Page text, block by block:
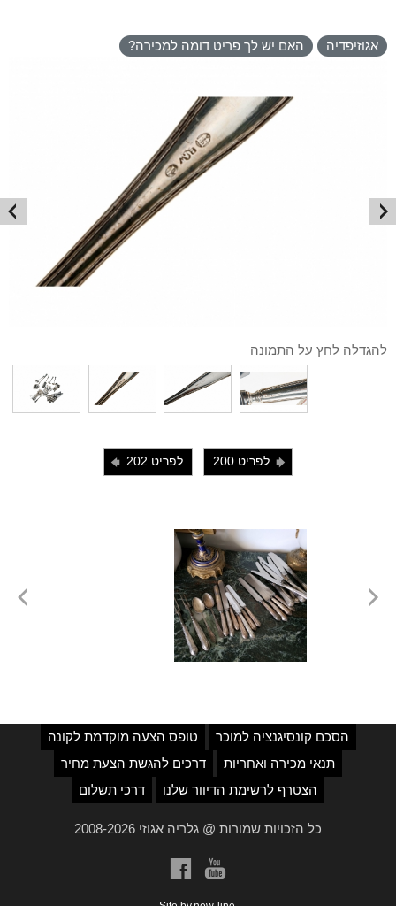
אגוזיפדיה האם יש לך פריט דומה למכירה?
להגדלה לחץ על התמונה
j לפריט 200 i לפריט 202
הסכם קונסיגנציה למוכר
טופס הצעה מוקדמת לקונה
תנאי מכירה ואחריות
דרכים להגשת הצעת מחיר
הצטרף לרשימת הדיוור שלנו
דרכי תשלום
כל הזכויות שמורות @ גלריה אגוזי 2008-2026
a b